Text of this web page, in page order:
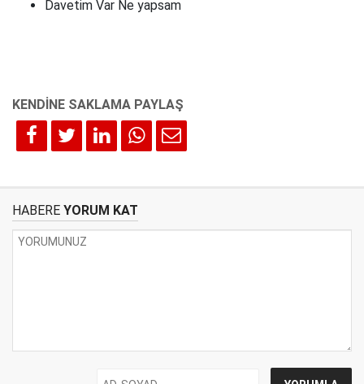
Davetim Var Ne yapsam
HABERE YORUM KAT